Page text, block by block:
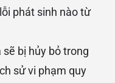
phát sinh nào từ
bị hủy bỏ trong
sử vi phạm quy